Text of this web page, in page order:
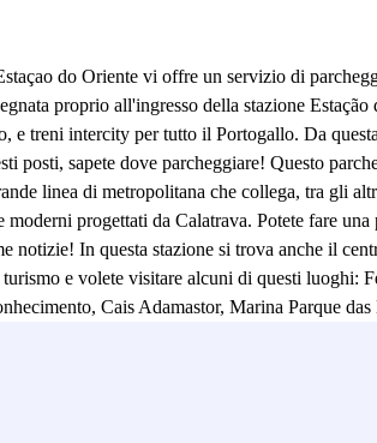
do Oriente vi offre un servizio di
proprio all'ingresso della stazione
e treni intercity per tutto il Portogallo. Da
sapete dove parcheggiare! Questo
linea di metropolitana che collega, tra gli
progettati da Calatrava. Potete fare
notizie! In questa stazione si trova anche il
e volete visitare alcuni di questi luoghi:
Cais Adamastor, Marina Parque das